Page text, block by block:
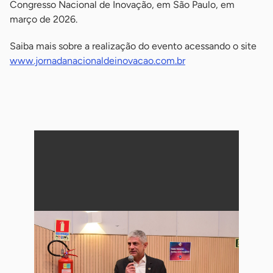
Congresso Nacional de Inovação, em São Paulo, em
março de 2026.
Saiba mais sobre a realização do evento acessando o site
www.jornadanacionaldeinovacao.com.br